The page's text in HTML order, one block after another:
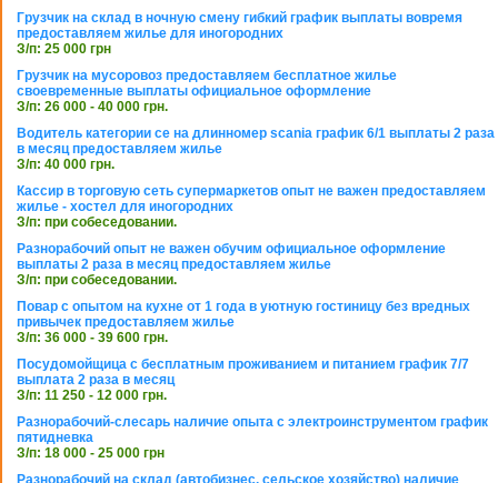
Грузчик на склад в ночную смену гибкий график выплаты вовремя
предоставляем жилье для иногородних
З/п: 25 000 грн
Грузчик на мусоровоз предоставляем бесплатное жилье
своевременные выплаты официальное оформление
З/п: 26 000 - 40 000 грн.
Водитель категории се на длинномер scania график 6/1 выплаты 2 раза
в месяц предоставляем жилье
З/п: 40 000 грн.
Кассир в торговую сеть супермаркетов опыт не важен предоставляем
жилье - хостел для иногородних
З/п: при собеседовании.
Разнорабочий опыт не важен обучим официальное оформление
выплаты 2 раза в месяц предоставляем жилье
З/п: при собеседовании.
Повар с опытом на кухне от 1 года в уютную гостиницу без вредных
привычек предоставляем жилье
З/п: 36 000 - 39 600 грн.
Посудомойщица с бесплатным проживанием и питанием график 7/7
выплата 2 раза в месяц
З/п: 11 250 - 12 000 грн.
Разнорабочий-слесарь наличие опыта с электроинструментом график
пятидневка
З/п: 18 000 - 25 000 грн
Разнорабочий на склад (автобизнес, сельское хозяйство) наличие